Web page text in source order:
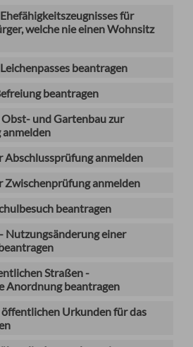
für
welche nie einen Wohnsitz
beantragen
beantragen
und Gartenbau zur
Abschlussprüfung anmelden
Zwischenprüfung anmelden
beantragen
Nutzungsänderung einer
Straßen -
Anordnung beantragen
Urkunden für das